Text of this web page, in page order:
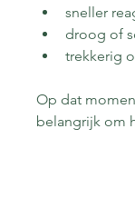
sneller
droog of
trekkerig
Op dat
belangrijk om